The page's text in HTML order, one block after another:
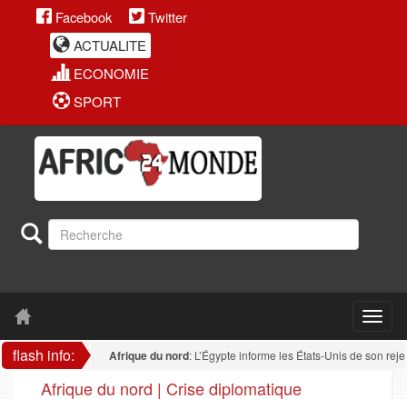
Facebook
Twitter
ACTUALITE
ECONOMIE
SPORT
flash info: Afrique du nord: L’Égypte informe les États-Unis de son rejet de
Afrique du nord | Crise diplomatique